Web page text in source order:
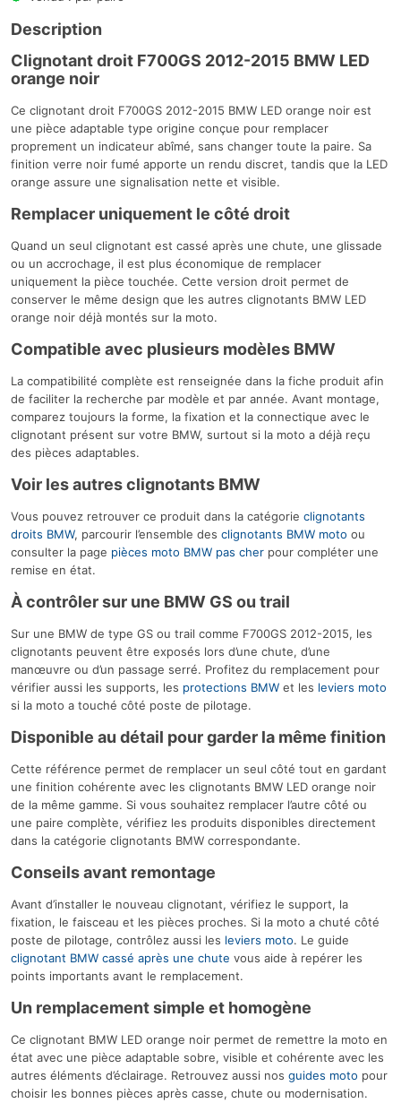
Description
Clignotant droit F700GS 2012-2015 BMW LED
orange noir
Ce clignotant droit F700GS 2012-2015 BMW LED orange noir est
une pièce adaptable type origine conçue pour remplacer
proprement un indicateur abîmé, sans changer toute la paire. Sa
finition verre noir fumé apporte un rendu discret, tandis que la LED
orange assure une signalisation nette et visible.
Remplacer uniquement le côté droit
Quand un seul clignotant est cassé après une chute, une glissade
ou un accrochage, il est plus économique de remplacer
uniquement la pièce touchée. Cette version droit permet de
conserver le même design que les autres clignotants BMW LED
orange noir déjà montés sur la moto.
Compatible avec plusieurs modèles BMW
La compatibilité complète est renseignée dans la fiche produit afin
de faciliter la recherche par modèle et par année. Avant montage,
comparez toujours la forme, la fixation et la connectique avec le
clignotant présent sur votre BMW, surtout si la moto a déjà reçu
des pièces adaptables.
Voir les autres clignotants BMW
Vous pouvez retrouver ce produit dans la catégorie clignotants
droits BMW, parcourir l’ensemble des clignotants BMW moto ou
consulter la page pièces moto BMW pas cher pour compléter une
remise en état.
À contrôler sur une BMW GS ou trail
Sur une BMW de type GS ou trail comme F700GS 2012-2015, les
clignotants peuvent être exposés lors d’une chute, d’une
manœuvre ou d’un passage serré. Profitez du remplacement pour
vérifier aussi les supports, les protections BMW et les leviers moto
si la moto a touché côté poste de pilotage.
Disponible au détail pour garder la même finition
Cette référence permet de remplacer un seul côté tout en gardant
une finition cohérente avec les clignotants BMW LED orange noir
de la même gamme. Si vous souhaitez remplacer l’autre côté ou
une paire complète, vérifiez les produits disponibles directement
dans la catégorie clignotants BMW correspondante.
Conseils avant remontage
Avant d’installer le nouveau clignotant, vérifiez le support, la
fixation, le faisceau et les pièces proches. Si la moto a chuté côté
poste de pilotage, contrôlez aussi les leviers moto. Le guide
clignotant BMW cassé après une chute vous aide à repérer les
points importants avant le remplacement.
Un remplacement simple et homogène
Ce clignotant BMW LED orange noir permet de remettre la moto en
état avec une pièce adaptable sobre, visible et cohérente avec les
autres éléments d’éclairage. Retrouvez aussi nos guides moto pour
choisir les bonnes pièces après casse, chute ou modernisation.